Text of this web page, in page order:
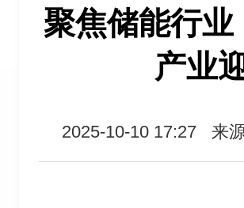
聚焦储能行
产业
2025-10-10 17:27 来